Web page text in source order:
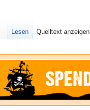
Lesen Quelltext anzeigen